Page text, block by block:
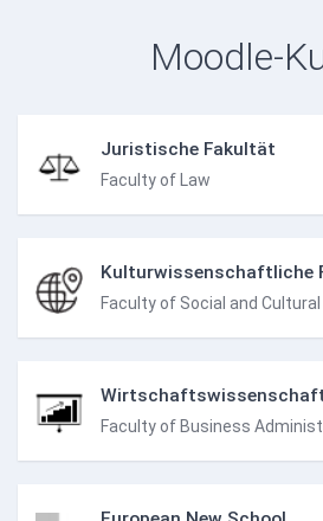
Moodle-
Juristische Fakultät
Faculty of Law
Kulturwissenschaftliche
Faculty of Social and
Faculty of Business